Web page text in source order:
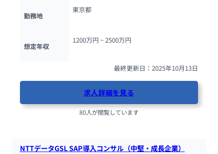
勤務地
東京都
想定年収
1200万円 ~ 2500万円
最終更新日：2025年10月13日
求人詳細を見る
80人が閲覧しています
NTTデータGSL SAP導入コンサル（中堅・成長企業）